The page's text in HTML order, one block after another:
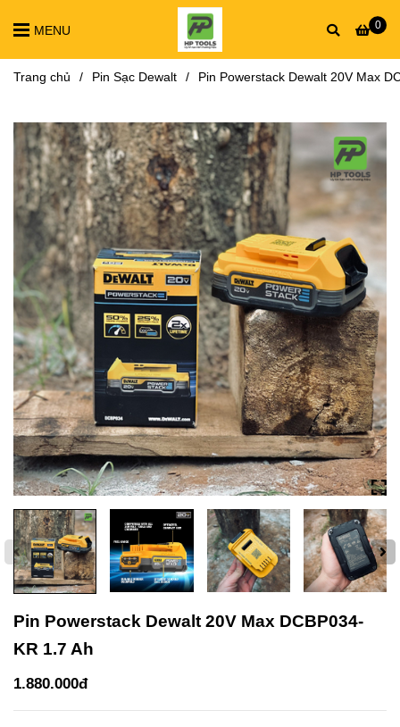
0
MENU
Trang chủ / Pin Sạc Dewalt / Pin Powerstack Dewalt 20V Max
Pin Powerstack Dewalt 20V Max DCBP034-
KR 1.7 Ah
1.880.000đ